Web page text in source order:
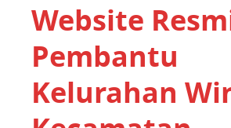
Website
Pembantu
Kelurahan